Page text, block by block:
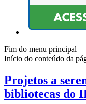
Fim do menu principal
Início do conteúdo da
Projetos a
bibliotecas do